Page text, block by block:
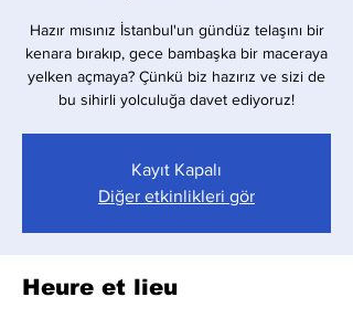
Hazır mısınız İstanbul'un gündüz telaşını bir
kenara bırakıp, gece bambaşka bir maceraya
yelken açmaya? Çünkü biz hazırız ve sizi de
bu sihirli yolculuğa davet ediyoruz!
Kayıt Kapalı
Diğer etkinlikleri gör
Heure et lieu